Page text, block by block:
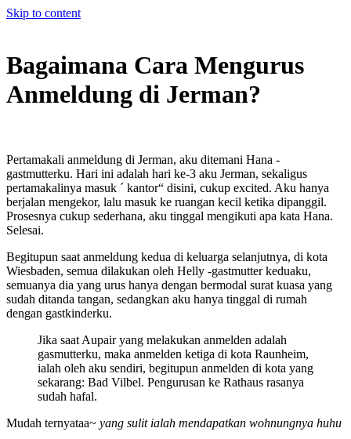
Skip to content
Bagaimana Cara Mengurus
Anmeldung di Jerman?
Pertamakali anmeldung di Jerman, aku ditemani Hana -
gastmutterku. Hari ini adalah hari ke-3 aku Jerman, sekaligus
pertamakalinya masuk ´ kantor“ disini, cukup excited. Aku hanya
berjalan mengekor, lalu masuk ke ruangan kecil ketika dipanggil.
Prosesnya cukup sederhana, aku tinggal mengikuti apa kata Hana.
Selesai.
Begitupun saat anmeldung kedua di keluarga selanjutnya, di kota
Wiesbaden, semua dilakukan oleh Helly -gastmutter keduaku,
semuanya dia yang urus hanya dengan bermodal surat kuasa yang
sudah ditanda tangan, sedangkan aku hanya tinggal di rumah
dengan gastkinderku.
Jika saat Aupair yang melakukan anmelden adalah
gasmutterku, maka anmelden ketiga di kota Raunheim,
ialah oleh aku sendiri, begitupun anmelden di kota yang
sekarang: Bad Vilbel. Pengurusan ke Rathaus rasanya
sudah hafal.
Mudah ternyataa~ yang sulit ialah mendapatkan wohnungnya huhu